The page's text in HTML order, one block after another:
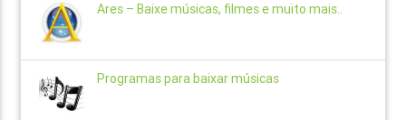
Ares – Baixe músicas, filmes e muito mais..
Programas para baixar músicas